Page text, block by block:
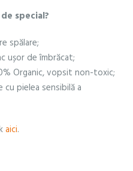
special?
spălare;
ușor de îmbrăcat;
Organic, vopsit non-toxic;
pielea sensibilă a
aici.